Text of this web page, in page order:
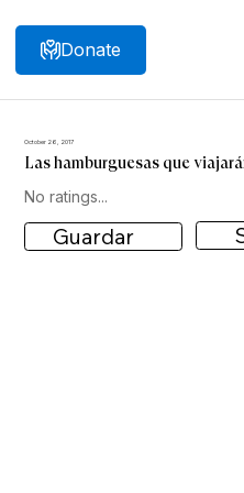
SearchDonate
October 26, 2017
Las hamburguesas que
No ratings...
Guardar